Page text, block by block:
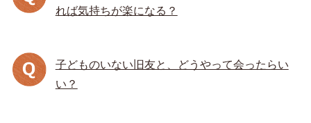
れば気持ちが楽になる？
子どものいない旧友と、どうやって会ったらい
い？